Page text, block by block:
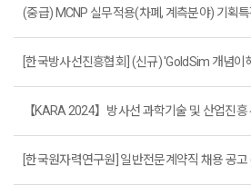
(중급) MCNP 실무적용(차폐, 계측분야) 기획
[한국원자력연구원] 일반전문계약직 채용 공